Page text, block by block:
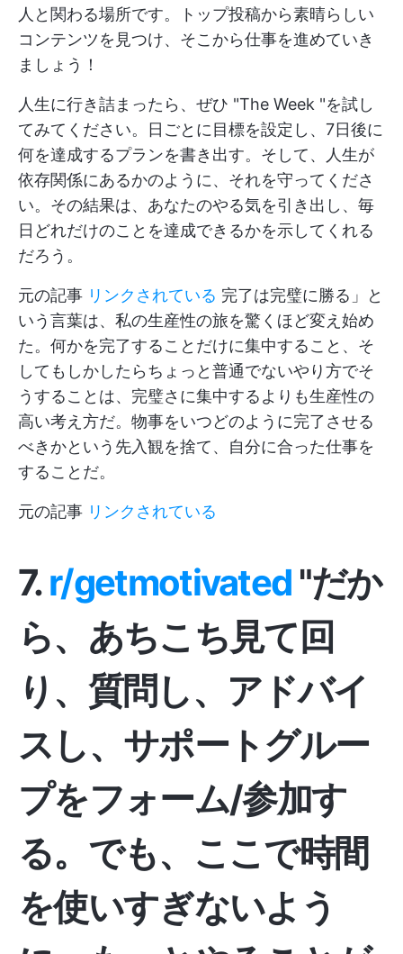
人と関わる場所です。トップ投稿から素晴らしい
コンテンツを見つけ、そこから仕事を進めていき
ましょう！
人生に行き詰まったら、ぜひ "The Week "を試し
てみてください。日ごとに目標を設定し、7日後に
何を達成するプランを書き出す。そして、人生が
依存関係にあるかのように、それを守ってくださ
い。その結果は、あなたのやる気を引き出し、毎
日どれだけのことを達成できるかを示してくれる
だろう。
元の記事 リンクされている 完了は完璧に勝る」と
いう言葉は、私の生産性の旅を驚くほど変え始め
た。何かを完了することだけに集中すること、そ
してもしかしたらちょっと普通でないやり方でそ
うすることは、完璧さに集中するよりも生産性の
高い考え方だ。物事をいつどのように完了させる
べきかという先入観を捨て、自分に合った仕事を
することだ。
元の記事 リンクされている
7.r/getmotivated "だか
ら、あちこち見て回
り、質問し、アドバイ
スし、サポートグルー
プをフォーム/参加す
る。でも、ここで時間
を使いすぎないよう